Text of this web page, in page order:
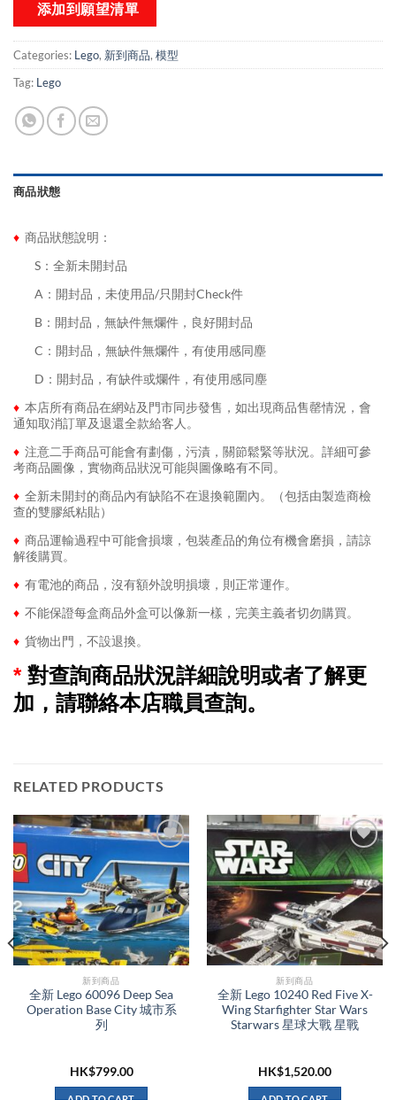
添加到願望清單
Categories: Lego, 新到商品​, 模型
Tag: Lego
商品狀態
♦ 商品狀態說明：
S：全新未開封品
A：開封品，未使用品/只開封Check件
B：開封品，無缺件無爛件，良好開封品
C：開封品，無缺件無爛件，有使用感同塵
D：開封品，有缺件或爛件，有使用感同塵
♦ 本店所有商品在網站及門市同步發售，如出現商品售罄情況，會
通知取消訂單及退還全款給客人。
♦ 注意二手商品可能會有劃傷，污漬，關節鬆緊等狀況。詳細可參
考商品圖像，實物商品狀況可能與圖像略有不同。
♦ 全新未開封的商品內有缺陷不在退換範圍內。（包括由製造商檢
查的雙膠紙粘貼）
♦ 商品運輸過程中可能會損壞，包裝產品的角位有機會磨損，請諒
解後購買。
♦ 有電池的商品，沒有額外說明損壞，則正常運作。
♦ 不能保證每盒商品外盒可以像新一樣，完美主義者切勿購買。
♦ 貨物出門，不設退換。
* 對查詢商品狀況詳細說明或者了解更
加，請聯絡本店職員查詢。
RELATED PRODUCTS
新到商品​
全新 Lego 60096 Deep Sea
Operation Base City 城市系
列
HK$799.00
新到商品​
全新 Lego 10240 Red Five X-
Wing Starfighter Star Wars
Starwars 星球大戰 星戰
HK$1,520.00